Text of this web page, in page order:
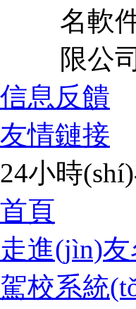
信息反饋
友情鏈接
24小時
首頁
走進(jìn)友
駕校系統